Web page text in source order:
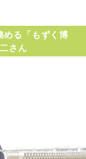
める「もずく博
さん